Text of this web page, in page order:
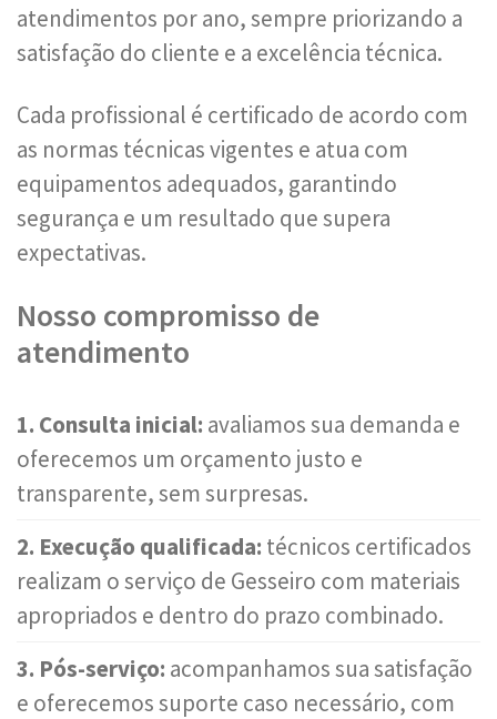
atendimentos por ano, sempre priorizando a
satisfação do cliente e a excelência técnica.
Cada profissional é certificado de acordo com
as normas técnicas vigentes e atua com
equipamentos adequados, garantindo
segurança e um resultado que supera
expectativas.
Nosso compromisso de
atendimento
1. Consulta inicial: avaliamos sua demanda e
oferecemos um orçamento justo e
transparente, sem surpresas.
2. Execução qualificada: técnicos certificados
realizam o serviço de Gesseiro com materiais
apropriados e dentro do prazo combinado.
3. Pós-serviço: acompanhamos sua satisfação
e oferecemos suporte caso necessário, com